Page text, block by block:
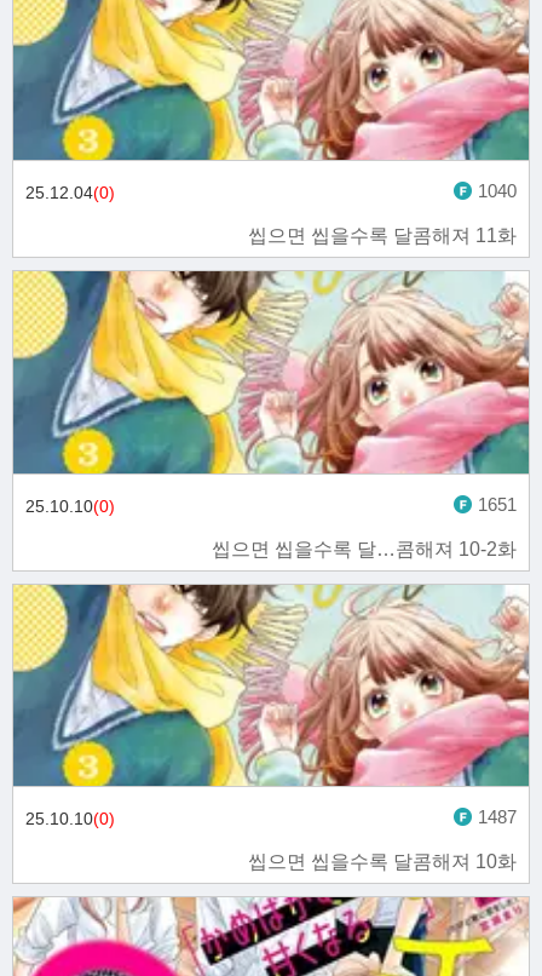
씹으면 씹을수록 달콤해져 11화
25.12.04(0) 1040
씹으면 씹을수록 달…콤해져 10-2화
25.10.10(0) 1651
씹으면 씹을수록 달콤해져 10화
25.10.10(0) 1487